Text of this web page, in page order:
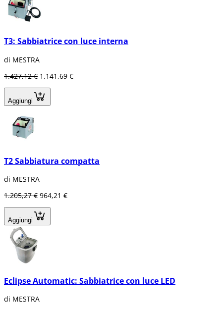
T3: Sabbiatrice con luce interna
di MESTRA
1.427,12 € 1.141,69 €
Aggiungi
T2 Sabbiatura compatta
di MESTRA
1.205,27 € 964,21 €
Aggiungi
Eclipse Automatic: Sabbiatrice con luce LED
di MESTRA